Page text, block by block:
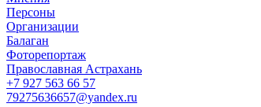
Персоны
Организации
Балаган
Фоторепортаж
Православная Астрахань
+7 927 563 66 57
79275636657@yandex.ru